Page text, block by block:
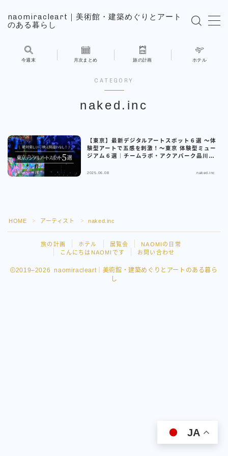
naomiracleart｜美術館・建築めぐりとアート
のある暮らし
NAOMIの日常
今週末 月次まとめ 旅の計画 ホテル
CATEGORY
naked.inc
【東京】最新デジタルアートスポット６選 ～体
験型アートで五感を刺激！～東京 体験型ミュー
ジアム６選｜チームラボ・アクアパーク品川・
2025.06.08 naked.inc
HOME ＞ アーティスト ＞ naked.inc
旅の計画 ホテル 展覧会
NAOMIの日常
こんにちはNAOMIです
お問い合わせ
2019–2026 naomiracleart｜美術館・建築めぐりとアートのある暮ら
し
JA